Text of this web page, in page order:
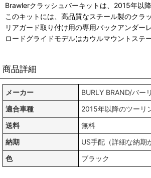
Brawlerクラッシュバーキットは、2015年以
このキットには、高品質なスチール製のクラ
リアガード取り付け用の専用バックアンダー
ロードグライドモデルはカウルマウントス
商品詳細
メーカー
BURLY BRAND/バー
適合車種
2015年以降のツーリ
送料
無料
納期
US手配（詳細な納期
色
ブラック